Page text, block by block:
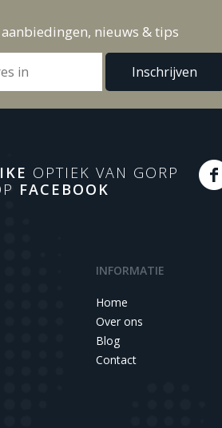
nieuws & tips
OPTIEK VAN GORP
FACEBOOK
INFORMATIE
Home
Over ons
Blog
Contact